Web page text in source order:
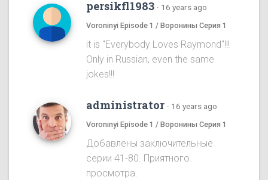
persikfl1983 · 16 years ago
Voroninyi Episode 1 / Воронины Серия 1
it is "Everybody Loves Raymond"!!!
Only in Russian, even the same
jokes!!!
administrator · 16 years ago
Voroninyi Episode 1 / Воронины Серия 1
Добавлены заключительные
серии 41-80. Приятного
просмотра.